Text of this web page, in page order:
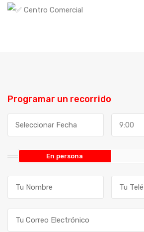
Centro Comercial
Programar un recorrido
9:00
En persona